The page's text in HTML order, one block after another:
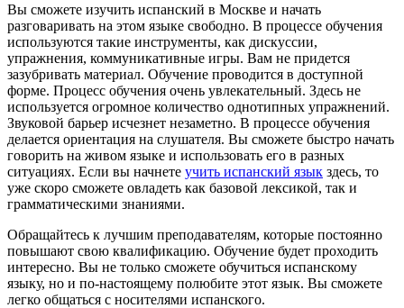
Вы сможете изучить испанский в Москве и начать
разговаривать на этом языке свободно. В процессе обучения
используются такие инструменты, как дискуссии,
упражнения, коммуникативные игры. Вам не придется
зазубривать материал. Обучение проводится в доступной
форме. Процесс обучения очень увлекательный. Здесь не
используется огромное количество однотипных упражнений.
Звуковой барьер исчезнет незаметно. В процессе обучения
делается ориентация на слушателя. Вы сможете быстро начать
говорить на живом языке и использовать его в разных
ситуациях. Если вы начнете учить испанский язык здесь, то
уже скоро сможете овладеть как базовой лексикой, так и
грамматическими знаниями.
Обращайтесь к лучшим преподавателям, которые постоянно
повышают свою квалификацию. Обучение будет проходить
интересно. Вы не только сможете обучиться испанскому
языку, но и по-настоящему полюбите этот язык. Вы сможете
легко общаться с носителями испанского.